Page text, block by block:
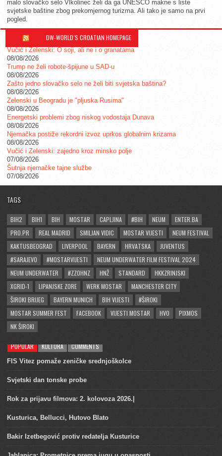
malo slovačko selo Vlkolinec želi da ga UNESCO makne s liste
svjetske baštine zbog prekomjernog turizma. Ali tako je samo na prvi
pogled.
DW-WORLD´S CROATIAN HOMEPAGE
Vučić i Zelenski: O soji, ali ne i o granatama
08/08/2026
Trump ne želi robote-špijune u SAD-u
08/08/2026
Zašto jedno slovačko selo ne želi biti svjetska baština?
08/08/2026
Zelenski u Beogradu je "pljuska Rusima"
08/08/2026
Energetski problemi zbog niskog vodostaja Dunava
08/08/2026
Njemačka postiže rekordni izvoz uprkos globalnim krizama
08/08/2026
Vučić i Zelenski: zajedno kroz minsko polje
07/08/2026
Šutnja njemačke tajne službe
07/08/2026
TAGS
BIH2 BIH1 BIH MOSTAR CAPLJINA #BIH NEUM
ENTER.BA
PRO.PR
REAL MADRID SMILJAN VIDIC MOSTAR VIJESTI
NEUM FESTIVAL
KAKTUSBEOGRAD
LIVERPOOL BAYERN HRVATSKA
JUVENTUS
#SARAJEVO
#MOSTARVIJESTI
NEUM UNDERWATER FILM FESTIVAL 2024
NEUM UNDERWATER
#ZZOHNZ HNŽ STANDARD
HKKZRINJSKI
XGRID-1
LIPANJSKE ZORE WERK MOSTAR
MANCHESTER CITY
ŠIROKI BRIJEG
BAYERN MUNICH BIH VIJESTI
#ŠIROKI
MOSTAR SUMMER FEST
FACEBOOK VIJESTI MOSTAR HVO
PIXMOS
NK ŠIROKI
POPULAR KULTURA COMMENTS
FIS Vitez pomaže zeničke srednjoškolce
Svjetski dan tonske probe
Rok za prijavu filmova: 2. kolovoza 2026.|
Kusturica, Bellucci, Hutovo Blato
Bakir Izetbegović protiv redatelja Kusturice